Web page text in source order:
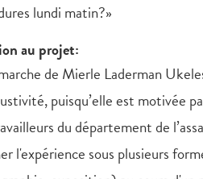
lundi matin?»
au projet:
de Mierle Laderman
puisqu’elle est motivée
du département de
l'expérience sous plusieurs